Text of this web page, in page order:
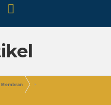
Membran >